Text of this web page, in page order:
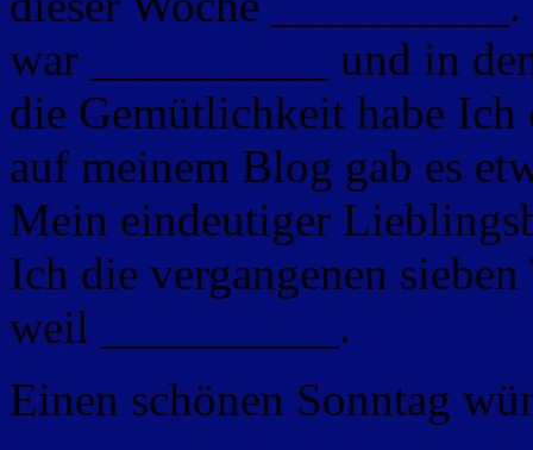
war __________ und in
die Gemütlichkeit habe Ich
auf meinem Blog gab es
Mein eindeutiger
Ich die vergangenen
weil __________.
Einen schönen Sonntag